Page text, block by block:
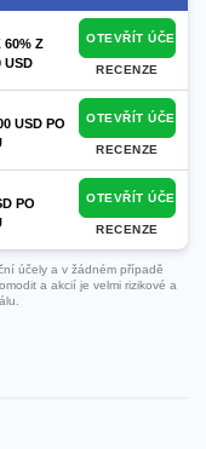
60% Z
USD
OTEVŘÍT ÚČET
RECENZE
USD PO
OTEVŘÍT ÚČET
RECENZE
PO
OTEVŘÍT ÚČET
RECENZE
účely a v žádném případě
a akcií je velmi rizikové a